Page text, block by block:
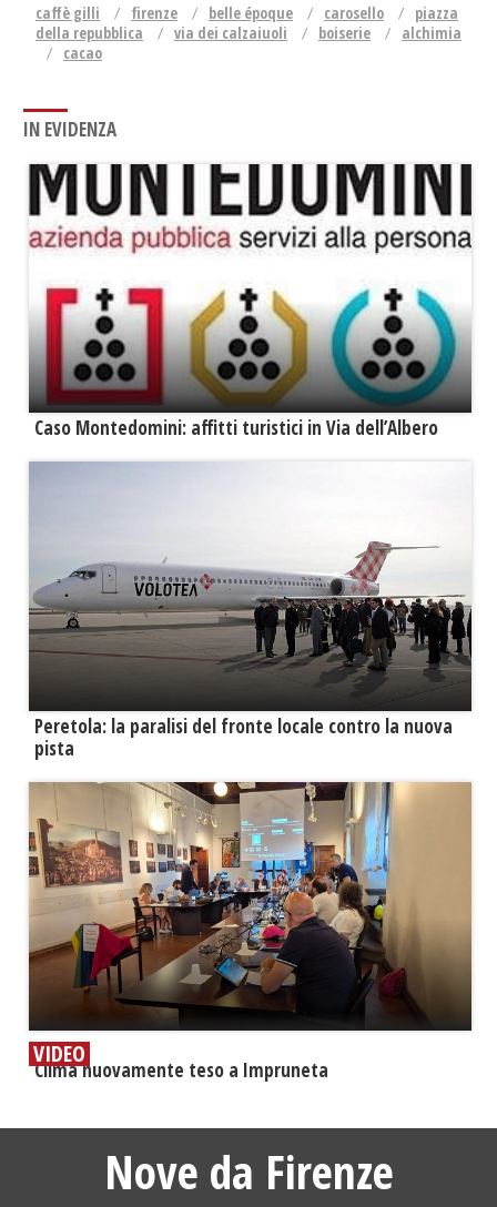
caffè gilli firenze belle époque carosello
piazza
della repubblica
via dei calzaiuoli boiserie
alchimia
cacao
IN EVIDENZA
Caso Montedomini: affitti turistici in Via dell’Albero
Peretola: la paralisi del fronte locale contro la nuova
pista
VIDEO
​Clima nuovamente teso a Impruneta
Nove da Firenze